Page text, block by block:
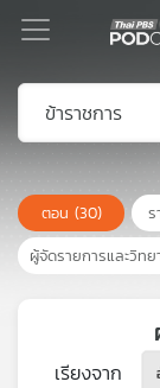
Podcast
เพล
ย์
ลิ
ตอน (30) ร
ผู้จัดรายการและวิทย
เรียงจาก